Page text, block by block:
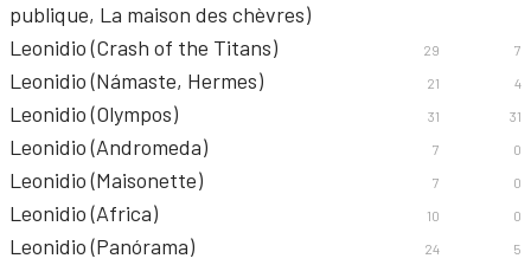
publique, La maison des chèvres)
Leonidio (Crash of the Titans) 29 7
Leonidio (Námaste, Hermes) 21 4
Leonidio (Olympos) 31 31
Leonidio (Andromeda) 7 0
Leonidio (Maisonette) 7 0
Leonidio (Africa) 10 0
Leonidio (Panórama) 24 5